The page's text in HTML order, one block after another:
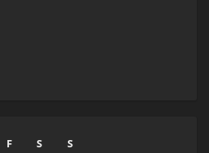
F S
S